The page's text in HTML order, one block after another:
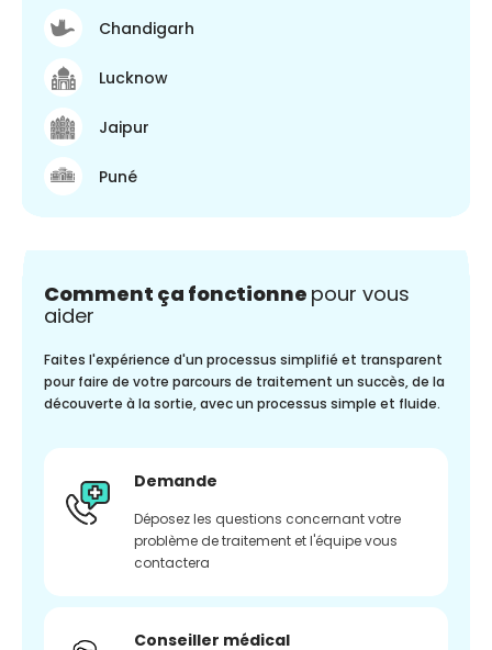
Chandigarh
Lucknow
Jaipur
Puné
Comment ça fonctionne pour vous
aider
Faites l'expérience d'un processus simplifié et transparent
pour faire de votre parcours de traitement un succès, de la
découverte à la sortie, avec un processus simple et fluide.
Demande
Déposez les questions concernant votre
problème de traitement et l'équipe vous
contactera
Conseiller médical